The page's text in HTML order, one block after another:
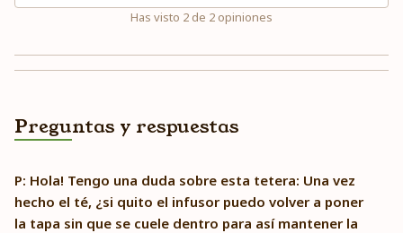
Has visto 2 de 2 opiniones
Preguntas y respuestas
P: Hola! Tengo una duda sobre esta tetera: Una vez
hecho el té, ¿si quito el infusor puedo volver a poner
la tapa sin que se cuele dentro para así mantener la